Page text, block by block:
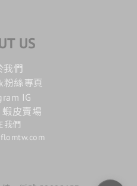
US
我們
粉絲專頁
IG
蝦皮賣場
我們